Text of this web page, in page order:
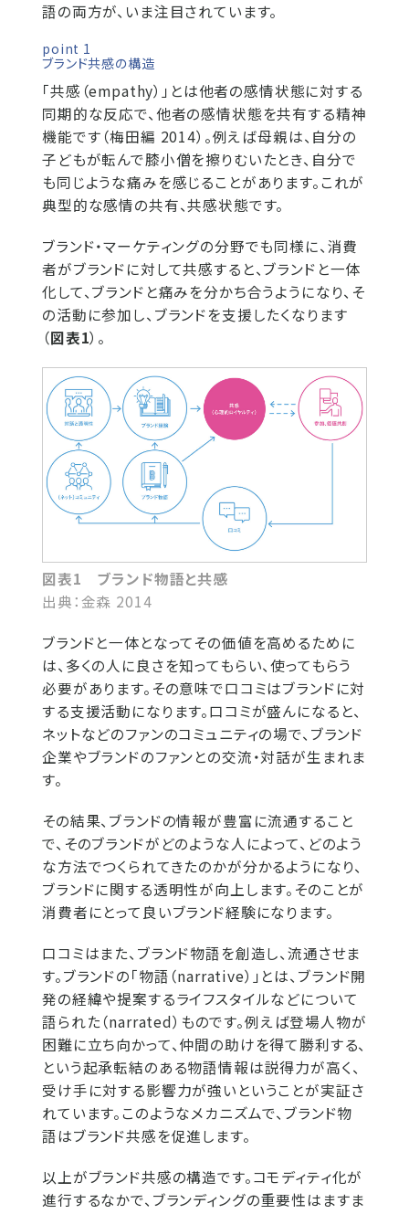
語の両方が、いま注目されています。
point 1
ブランド共感の構造
「共感（empathy）」とは他者の感情状態に対する
同期的な反応で、他者の感情状態を共有する精神
機能です（梅田編 2014）。例えば母親は、自分の
子どもが転んで膝小僧を擦りむいたとき、自分で
も同じような痛みを感じることがあります。これが
典型的な感情の共有、共感状態です。
ブランド・マーケティングの分野でも同様に、消費
者がブランドに対して共感すると、ブランドと一体
化して、ブランドと痛みを分かち合うようになり、そ
の活動に参加し、ブランドを支援したくなります
（図表1）。
図表1 ブランド物語と共感
出典：金森 2014
ブランドと一体となってその価値を高めるために
は、多くの人に良さを知ってもらい、使ってもらう
必要があります。その意味で口コミはブランドに対
する支援活動になります。口コミが盛んになると、
ネットなどのファンのコミュニティの場で、ブランド
企業やブランドのファンとの交流・対話が生まれま
す。
その結果、ブランドの情報が豊富に流通すること
で、そのブランドがどのような人によって、どのよう
な方法でつくられてきたのかが分かるようになり、
ブランドに関する透明性が向上します。そのことが
消費者にとって良いブランド経験になります。
口コミはまた、ブランド物語を創造し、流通させま
す。ブランドの「物語（narrative）」とは、ブランド開
発の経緯や提案するライフスタイルなどについて
語られた（narrated）ものです。例えば登場人物が
困難に立ち向かって、仲間の助けを得て勝利する、
という起承転結のある物語情報は説得力が高く、
受け手に対する影響力が強いということが実証さ
れています。このようなメカニズムで、ブランド物
語はブランド共感を促進します。
以上がブランド共感の構造です。コモディティ化が
進行するなかで、ブランディングの重要性はますま